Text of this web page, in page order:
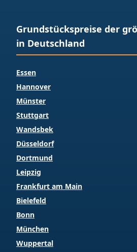
Grundstückspreise der
in Deutschland
Essen
Hannover
Münster
Stuttgart
Wandsbek
Düsseldorf
Dortmund
Leipzig
Frankfurt am Main
Bielefeld
Bonn
München
Wuppertal